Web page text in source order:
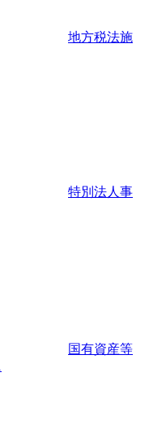
地方税法施
特別法人事
国有資産等